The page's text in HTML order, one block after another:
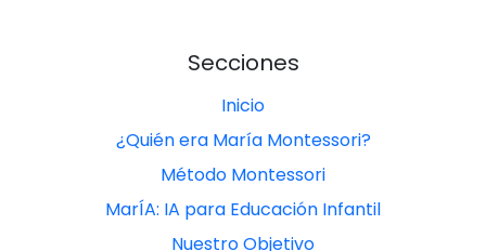
Secciones
Inicio
¿Quién era María Montessori?
Método Montessori
MarÍA: IA para Educación Infantil
Nuestro Objetivo